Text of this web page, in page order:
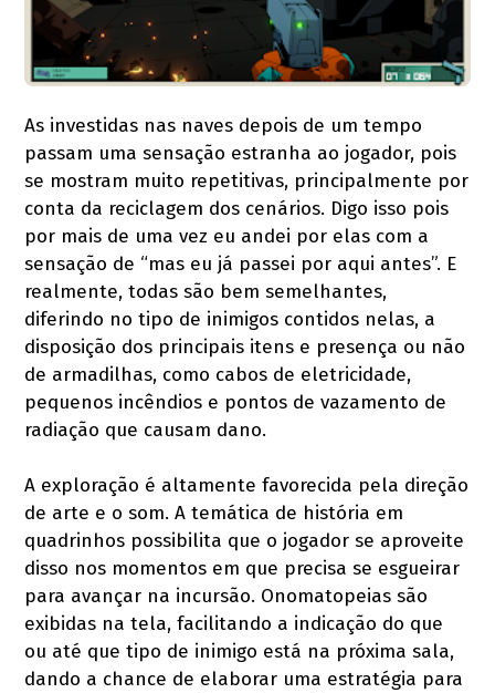
As investidas nas naves depois de um tempo
passam uma sensação estranha ao jogador, pois
se mostram muito repetitivas, principalmente por
conta da reciclagem dos cenários. Digo isso pois
por mais de uma vez eu andei por elas com a
sensação de “mas eu já passei por aqui antes”. E
realmente, todas são bem semelhantes,
diferindo no tipo de inimigos contidos nelas, a
disposição dos principais itens e presença ou não
de armadilhas, como cabos de eletricidade,
pequenos incêndios e pontos de vazamento de
radiação que causam dano.
A exploração é altamente favorecida pela direção
de arte e o som. A temática de história em
quadrinhos possibilita que o jogador se aproveite
disso nos momentos em que precisa se esgueirar
para avançar na incursão. Onomatopeias são
exibidas na tela, facilitando a indicação do que
ou até que tipo de inimigo está na próxima sala,
dando a chance de elaborar uma estratégia para